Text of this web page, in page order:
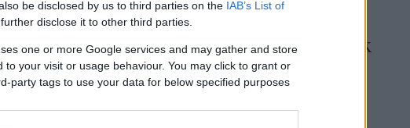
be disclosed by us to third parties on the IAB’s List of
disclose it to other third parties.
one or more Google services and may gather and store
to your visit or usage behaviour. You may click to grant or
party tags to use your data for below specified purposes
mozis forgalmazás már
De ki tudja, a németekhez
Európába is becsorog.
nézünk/olvasunk
Borosta szerint
DarkSide Joint
Filmbook